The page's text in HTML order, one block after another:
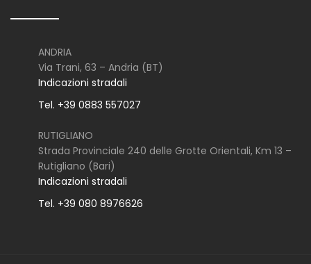
ANDRIA
Via Trani, 63 – Andria (BT)
Indicazioni stradali
Tel. +39 0883 557027
RUTIGLIANO
Strada Provinciale 240 delle Grotte Orientali, Km 13 –
Rutigliano (Bari)
Indicazioni stradali
Tel. +39 080 8976626